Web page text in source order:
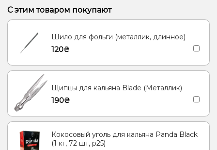
Вишня/Черешня, Гранат Ананас, Маракуйя
Конфеты, Мультифрукт Пунш, Ягоды
Малина, Персик, Черника/Голубика
Ананас, Апельсин, Лёд/Холодок, Персик Гранат, Кола
Ананас, Грейпфрут, Малина Маракуйя
Специи/Пряности, Чай, Ягоды
С этим товаром покупают
Шило для фольги (металлик, длинное)
120₴
Щипцы для кальяна Blade (Металлик)
190₴
Кокосовый уголь для кальяна Panda Black
(1 кг, 72 шт, р25)